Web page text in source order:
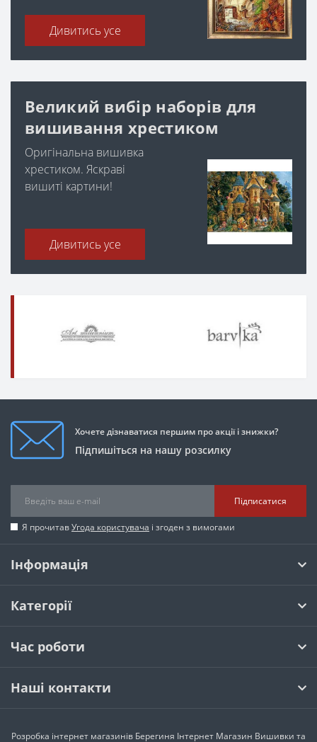
Дивитись усе
Великий вибір наборів для
вишивання хрестиком
Оригінальна вишивка
хрестиком. Яскраві
вишиті картини!
Дивитись усе
Хочете дізнаватися першим про акції і знижки?
Підпишіться на нашу розсилку
Підписатися
Я прочитавУгода користувача і згоден з вимогами
Інформація
Категорії
Час роботи
Наші контакти
Розробка інтернет магазинів Берегиня Інтернет Магазин Вишивки та